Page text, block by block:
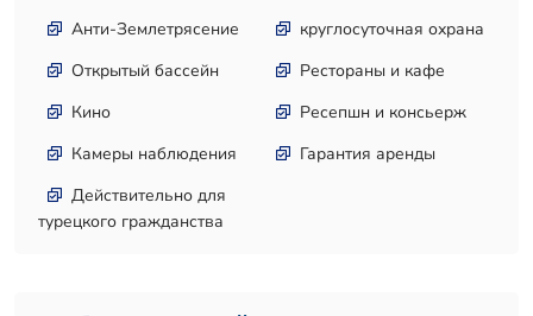
Анти-Землетрясение
круглосуточная охрана
Открытый бассейн
Рестораны и кафе
Кино
Ресепшн и консьерж
Камеры наблюдения
Гарантия аренды
Действительно для
турецкого гражданства